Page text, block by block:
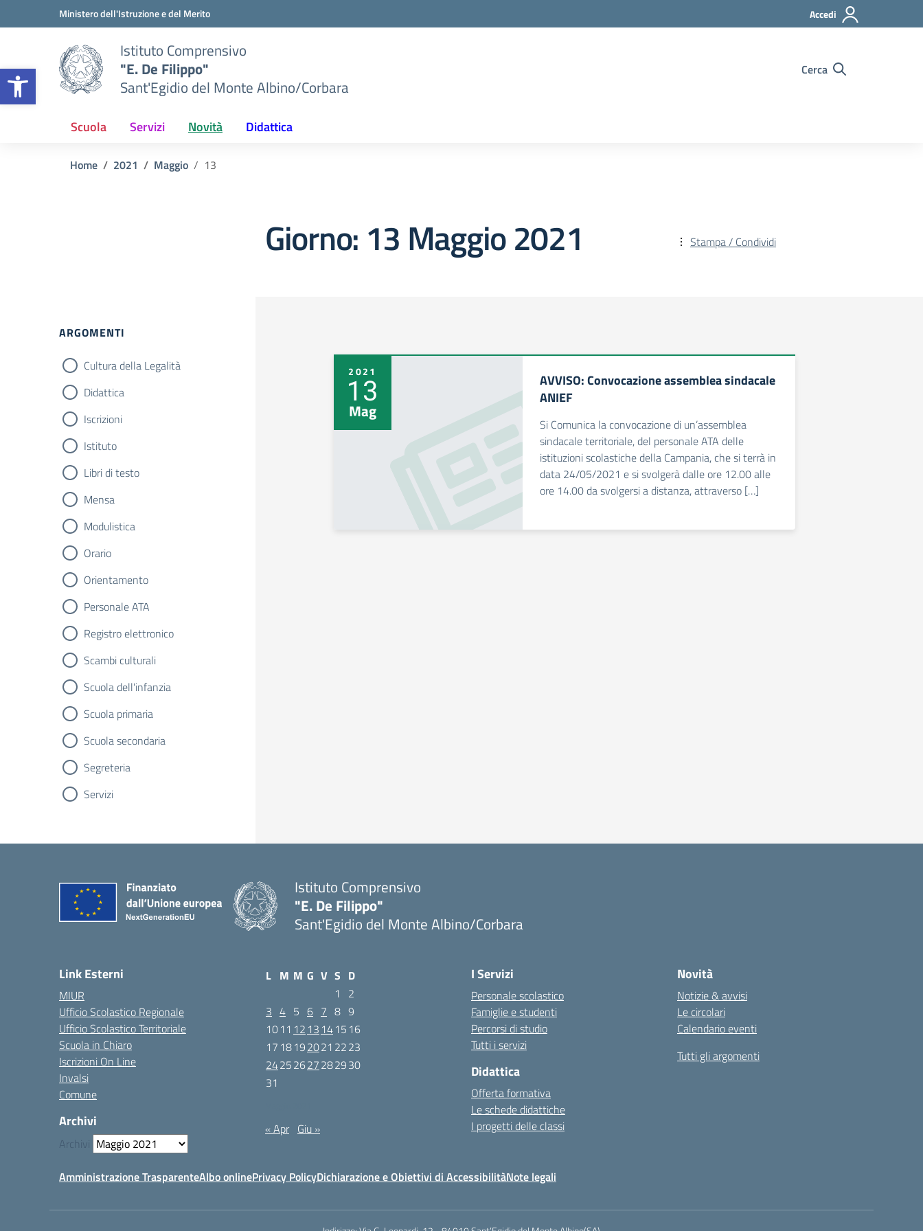
Apri la barra degli strumenti
Vai ai contenuti
Vai al menu di navigazioneMinistero dell'Istruzione e del Merito Accedi
Istituto Comprensivo
"E. De Filippo"
Sant'Egidio del Monte Albino/Corbara
Cerca
Scuola Servizi Novità Didattica
Home 2021 Maggio 13
Giorno: 13 Maggio 2021 Stampa / Condividi
ARGOMENTI
Cultura della Legalità
Didattica
Iscrizioni
Istituto
Libri di testo
Mensa
Modulistica
Orario
Orientamento
Personale ATA
Registro elettronico
Scambi culturali
Scuola dell'infanzia
Scuola primaria
Scuola secondaria
Segreteria
Servizi
2021
13
Mag
AVVISO: Convocazione assemblea sindacale
ANIEF
Si Comunica la convocazione di un’assemblea
sindacale territoriale, del personale ATA delle
istituzioni scolastiche della Campania, che si terrà in
data 24/05/2021 e si svolgerà dalle ore 12.00 alle
ore 14.00 da svolgersi a distanza, attraverso […]
Istituto Comprensivo
"E. De Filippo"
Sant'Egidio del Monte Albino/Corbara
Link Esterni
MIUR
Ufficio Scolastico Regionale
Ufficio Scolastico Territoriale
Scuola in Chiaro
Iscrizioni On Line
Invalsi
Comune
Archivi
Archivi
L M M G V S D
1
2
3 4 5 6 7 8 9
1011 12 13 1415 16
17 18192021 2223
24252627282930
31
« Apr Giu »
I Servizi
Personale scolastico
Famiglie e studenti
Percorsi di studio
Tutti i servizi
Didattica
Offerta formativa
Le schede didattiche
I progetti delle classi
Novità
Notizie & avvisi
Le circolari
Calendario eventi
Tutti gli argomenti
Amministrazione TrasparenteAlbo onlinePrivacy PolicyDichiarazione e Obiettivi di AccessibilitàNote legali